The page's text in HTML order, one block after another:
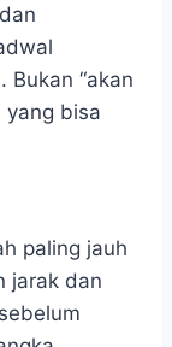
Bukan “akan
yang bisa
paling jauh
jarak dan